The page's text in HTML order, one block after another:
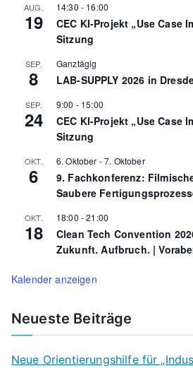
AUG.
19
14:30 - 16:00
CEC KI-Projekt „Use Case
Sitzung
SEP.
8
Ganztägig
LAB-SUPPLY 2026 in
SEP.
24
9:00 - 15:00
CEC KI-Projekt „Use Case
Sitzung
OKT.
6
6. Oktober -7. Oktober
9. Fachkonferenz:
Saubere
OKT.
18
18:00 -21:00
Clean Tech Convention
Zukunft. Aufbruch. |
Kalender anzeigen
Neueste Beiträge
Neue Orientierungshilfe für